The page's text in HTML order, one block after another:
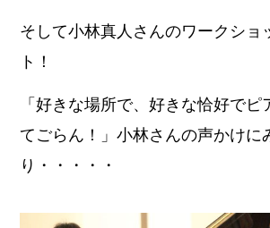
そして小林真人さんのワークショ
ト！
「好きな場所で、好きな恰好でピ
てごらん！」小林さんの声かけに
り・・・・・